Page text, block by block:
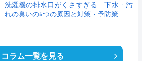
洗濯機の排水口がくさすぎる！下水・汚
れの臭いの5つの原因と対策・予防策
コラム一覧を見る